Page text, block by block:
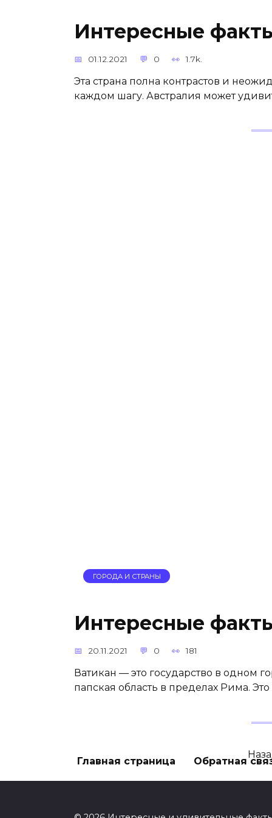
Интересные
01.12.2021 0 1.7k.
Эта страна полна контрастов и
каждом шагу. Австралия может
ГОРОДА И СТРАНЫ
Интересные
20.11.2021 0 181
Ватикан — это государство в одном
папская область в пределах Рима.
Главная страница Обратная